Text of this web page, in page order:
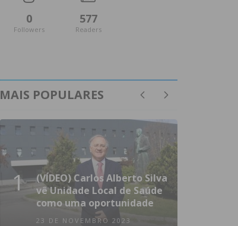
0
Followers
577
Readers
MAIS POPULARES
1
(VÍDEO) Carlos Alberto Silva
vê Unidade Local de Saúde
como uma oportunidade
23 DE NOVEMBRO 2023